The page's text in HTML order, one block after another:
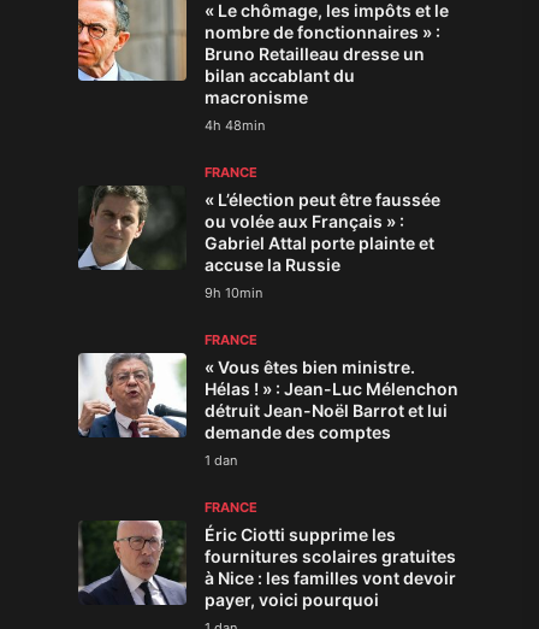
« Le chômage, les impôts et le
nombre de fonctionnaires » :
Bruno Retailleau dresse un
bilan accablant du
macronisme
4h 48min
FRANCE
« L’élection peut être faussée
ou volée aux Français » :
Gabriel Attal porte plainte et
accuse la Russie
9h 10min
FRANCE
« Vous êtes bien ministre.
Hélas ! » : Jean-Luc Mélenchon
détruit Jean-Noël Barrot et lui
demande des comptes
1 dan
FRANCE
Éric Ciotti supprime les
fournitures scolaires gratuites
à Nice : les familles vont devoir
payer, voici pourquoi